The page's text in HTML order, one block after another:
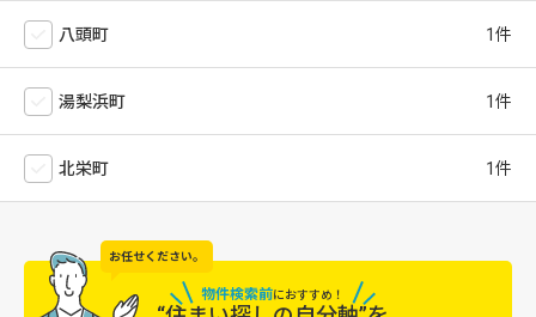
八頭町
湯梨浜町
北栄町
お任せください。
物件検索前におすすめ！